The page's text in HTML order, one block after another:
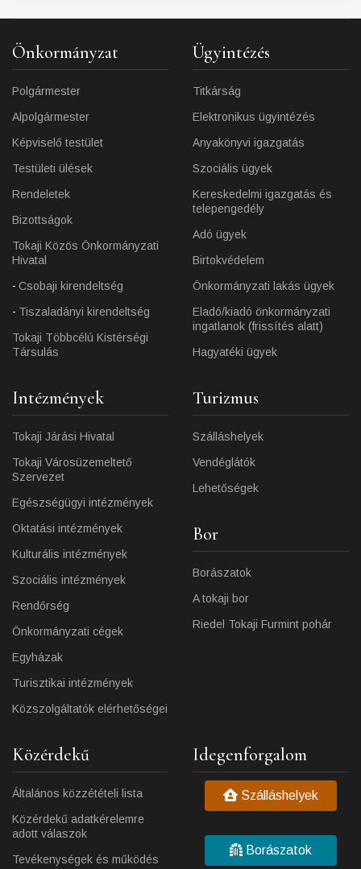
Önkormányzat
Polgármester
Alpolgármester
Képviselő testület
Testületi ülések
Rendeletek
Bizottságok
Tokaji Közös Önkormányzati
Hivatal
Csobaji kirendeltség
Tiszaladányi kirendeltség
Tokaji Többcélú Kistérségi
Társulás
Ügyintézés
Titkárság
Elektronikus ügyintézés
Anyakönyvi igazgatás
Szociális ügyek
Kereskedelmi igazgatás és
telepengedély
Adó ügyek
Birtokvédelem
Önkormányzati lakás ügyek
Eladó/kiadó önkormányzati
ingatlanok (frissítés alatt)
Hagyatéki ügyek
Intézmények
Tokaji Járási Hivatal
Tokaji Városüzemeltető
Szervezet
Egészségügyi intézmények
Oktatási intézmények
Kulturális intézmények
Szociális intézmények
Rendőrség
Önkormányzati cégek
Egyházak
Turisztikai intézmények
Közszolgáltatók elérhetőségei
Turizmus
Szálláshelyek
Vendéglátók
Lehetőségek
Bor
Borászatok
A tokaji bor
Riedel Tokaji Furmint pohár
Közérdekű
Általános közzétételi lista
Közérdekű adatkérelemre
adott válaszok
Tevékenységek és működés
Idegenforgalom
Szálláshelyek
Borászatok